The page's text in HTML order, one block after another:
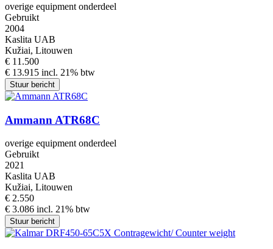
overige equipment onderdeel
Gebruikt
2004
Kaslita UAB
Kužiai, Litouwen
€ 11.500
€ 13.915 incl. 21% btw
Stuur bericht
Ammann ATR68C
overige equipment onderdeel
Gebruikt
2021
Kaslita UAB
Kužiai, Litouwen
€ 2.550
€ 3.086 incl. 21% btw
Stuur bericht